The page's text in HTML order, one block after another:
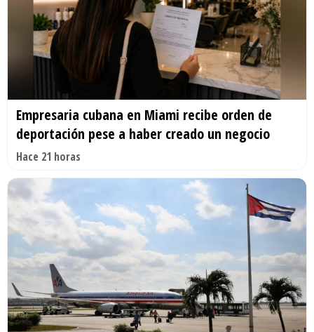
Empresaria cubana en Miami recibe orden de
deportación pese a haber creado un negocio
Hace 21 horas